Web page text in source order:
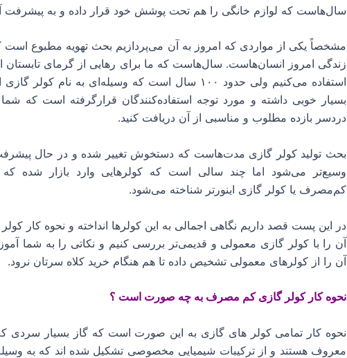
سال‌هاست که لوازم‌ خانگی را هم تحت پوشش خود قرار داده و به
مشخصاً یکی از مواردی که امروز به آن می‌پردازیم بحث تهویه مطبوع است
زندگی امروز انسان‌هاست. سال‌هاست که ما برای رهایی از گرمای
استفاده می‌کنیم ولی حدود ۱۰۰ سال است که وسیله‌ای به نام
بسیار خوبی داشته و مورد توجه استفاده‌کنندگان قرارگرفته است که شما
دردسر بازده مطلوب و مناسبی از آن دریافت کنید.
بحث تولید کولر گازی مدت‌هاست که دستخوش تغییر شده و در حال
وسیع‌تر می‌شود اما چند سالی است که کولرهایی وارد بازار شده که
کم‌مصرف یا کولر گازی اینورتر شناخته می‌شود.
در این پست قصد داریم نگاهی اجمالی به این کولرها انداخته و نحوه کار
آن‌ را با کولر گازی معمولی و قدیمی‌تر بررسی کنیم و نکاتی را به شما
آن را از کولرهای معمولی تشخیص داده تا هم هنگام خرید کلاه سرتان نرود.
نحوه کار کولر گازی کم مصرف به چه صورت است ؟
نحوه کار تمامی کولر های گازی به این صورت است که گاز بسیار سردی
معروف هستند و از ترکیبات شیمیایی مخصوصی تشکیل‌ شده اند که به‌